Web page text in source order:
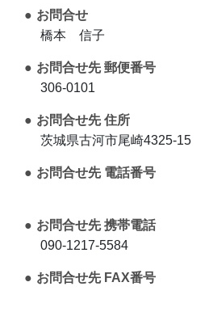
お問合せ
橋本 信子
お問合せ先 郵便番号
306-0101
お問合せ先 住所
茨城県古河市尾崎4325-15
お問合せ先 電話番号
お問合せ先 携帯電話
090-1217-5584
お問合せ先 FAX番号